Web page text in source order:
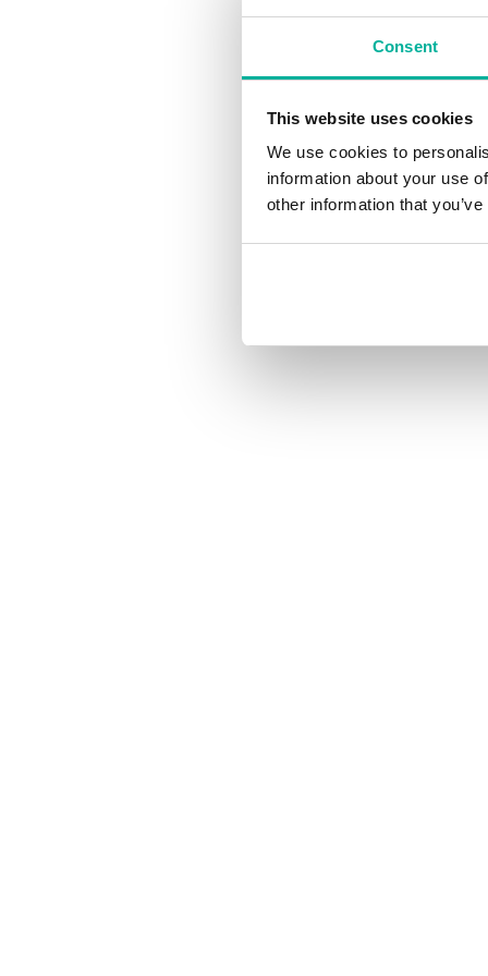
Consent
This website uses cookies
We use cookies to
information about your use
other information that